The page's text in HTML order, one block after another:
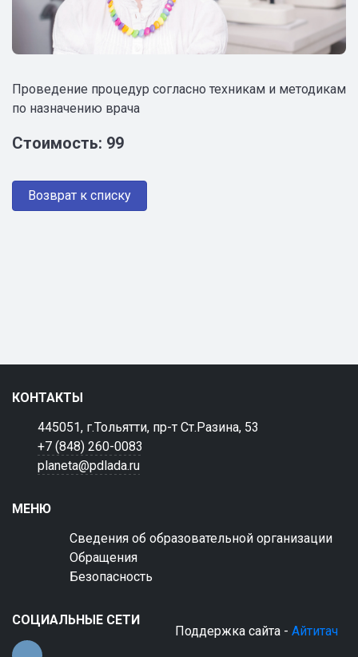
Проведение процедур согласно техникам и методикам
по назначению врача
Стоимость: 99
Возврат к списку
КОНТАКТЫ
445051, г.Тольятти, пр-т Ст.Разина, 53
+7 (848) 260-0083
planeta@pdlada.ru
МЕНЮ
Сведения об образовательной организации
Обращения
Безопасность
СОЦИАЛЬНЫЕ СЕТИ
Поддержка сайта - Айтитач